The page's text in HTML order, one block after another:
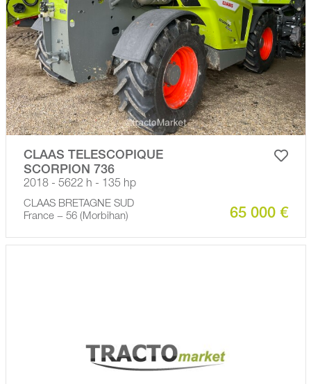
CLAAS TELESCOPIQUE
SCORPION 736
2018 - 5622 h - 135 hp
CLAAS BRETAGNE SUD
France − 56 (Morbihan)
65 000 €